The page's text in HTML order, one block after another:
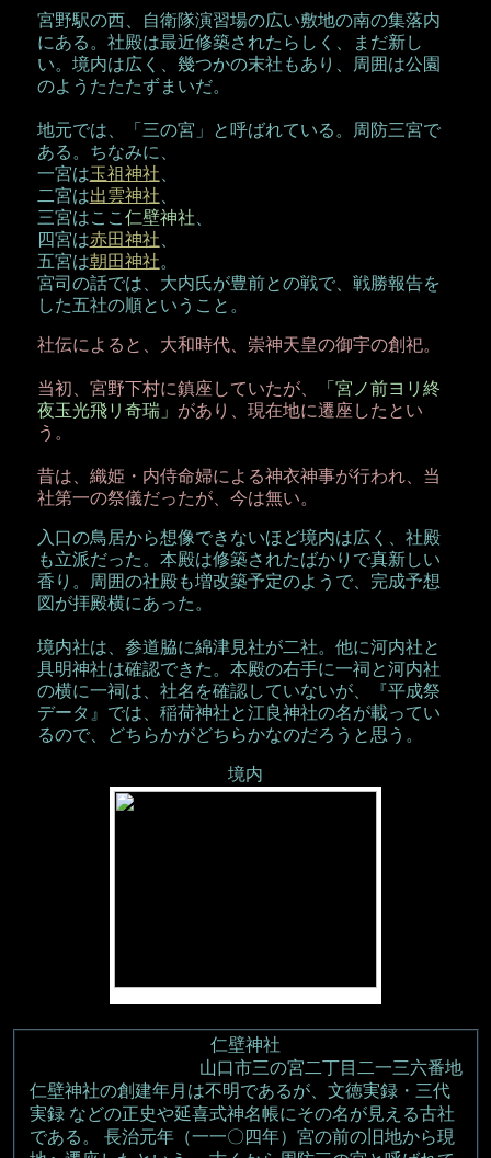
宮野駅の西、自衛隊演習場の広い敷地の南の集落内
にある。社殿は最近修築されたらしく、まだ新し
い。境内は広く、幾つかの末社もあり、周囲は公園
のようたたたずまいだ。
地元では、「三の宮」と呼ばれている。周防三宮で
ある。ちなみに、
一宮は玉祖神社
二宮は出雲神社
三宮はここ 仁壁神社
四宮は赤田神社
五宮は朝田神社。
宮司の話では、大内氏が豊前との戦で、戦勝報告を
した五社の順ということ。
社伝によると、大和時代、崇神天皇の御宇の創祀。
当初、宮野下村に鎮座していたが、
「宮ノ前ヨリ終
夜玉光飛リ奇瑞」 があり、現在地に遷座したとい
う。
昔は、織姫・内侍命婦による神衣神事が行われ、当
社第一の祭儀だったが、今は無い。
入口の鳥居から想像できないほど境内は広く、社殿
も立派だった。本殿は修築されたばかりで真新しい
香り。周囲の社殿も増改築予定のようで、完成予想
図が拝殿横にあった。
境内社は、参道脇に綿津見社が二社。他に河内社と
具明神社は確認できた。本殿の右手に一祠と河内社
の横に一祠は、社名を確認していないが、『平成祭
データ』では、稲荷神社と江良神社の名が載ってい
るので、どちらかがどちらかなのだろうと思う。
境内
仁壁神社
山口市三の宮二丁目二一三六番地
仁壁神社の創建年月は不明であるが、文徳実録・三代
実録 などの正史や延喜式神名帳にその名が見える古社
である。 長治元年（一一〇四年）宮の前の旧地から現